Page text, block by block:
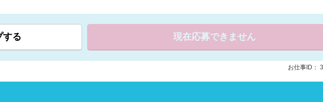
する 現在応募できません
お仕事ID：